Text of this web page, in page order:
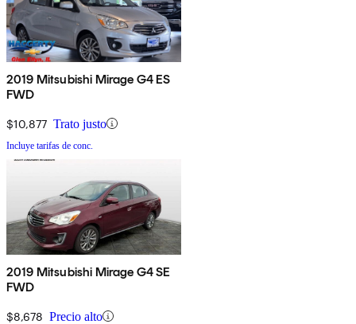
2019 Mitsubishi Mirage G4 ES
FWD
$10,877 Trato justo
Incluye tarifas de conc.
2019 Mitsubishi Mirage G4 SE
FWD
$8,678 Precio alto